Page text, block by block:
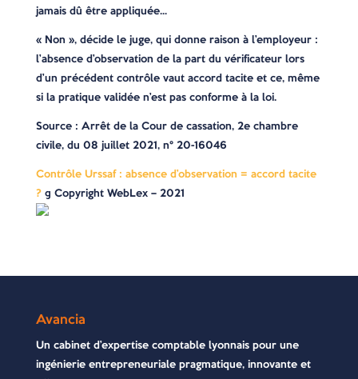
jamais dû être appliquée…
« Non », décide le juge, qui donne raison à l’employeur :
l’absence d’observation de la part du vérificateur lors
d’un précédent contrôle vaut accord tacite et ce, même
si la pratique validée n’est pas conforme à la loi.
Source : Arrêt de la Cour de cassation, 2e chambre
civile, du 08 juillet 2021, n° 20-16046
Contrôle Urssaf : absence d’observation = accord tacite
?© Copyright WebLex – 2021
Avancia
Un cabinet d’expertise comptable lyonnais pour une
ingénierie entrepreneuriale pragmatique, innovante et